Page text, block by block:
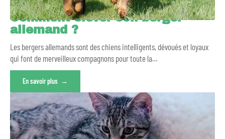
Comment élever son berger
allemand ?
Les bergers allemands sont des chiens intelligents, dévoués et loyaux
qui font de merveilleux compagnons pour toute la…
En savoir plus